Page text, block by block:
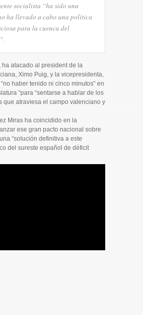
socialista “ha sido una
ha llevado a cabo una política
para la cuenca del
ha atacado al president de la
Ximo Puig, y la vicepresidenta,
haber tenido ni cinco minutos” en
“para “sentarse a hablar de los
que atraviesa el campo valenciano y
Miras ha coincidido en la
ese gran pacto nacional sobre
“solución definitiva a este
del sureste español de déficit